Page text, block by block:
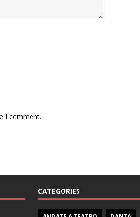
I comment.
CATEGORIES